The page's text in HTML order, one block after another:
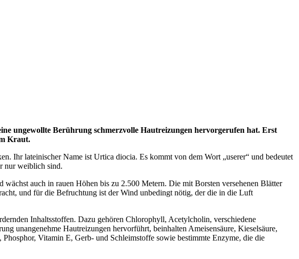
ungewollte Berührung schmerzvolle Hautreizungen hervorgerufen hat. Erst
Kraut.
Ihr lateinischer Name ist Urtica diocia. Es kommt von dem Wort „userer“ und bedeutet
nur weiblich sind.
auch in rauen Höhen bis zu 2.500 Metern. Die mit Borsten versehenen Blätter
und für die Befruchtung ist der Wind unbedingt nötig, der die in die Luft
Inhaltsstoffen. Dazu gehören Chlorophyll, Acetylcholin, verschiedene
unangenehme Hautreizungen hervorführt, beinhalten Ameisensäure, Kieselsäure,
Vitamin E, Gerb- und Schleimstoffe sowie bestimmte Enzyme, die die